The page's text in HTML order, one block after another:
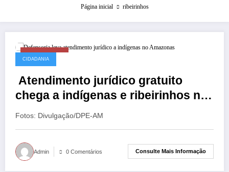
Página inicial ribeirinhos
CIDADANIA
Atendimento jurídico gratuito
chega a indígenas e ribeirinhos no
interior do AM
Fotos: Divulgação/DPE-AM
Admin 0 Comentários Consulte Mais Informação